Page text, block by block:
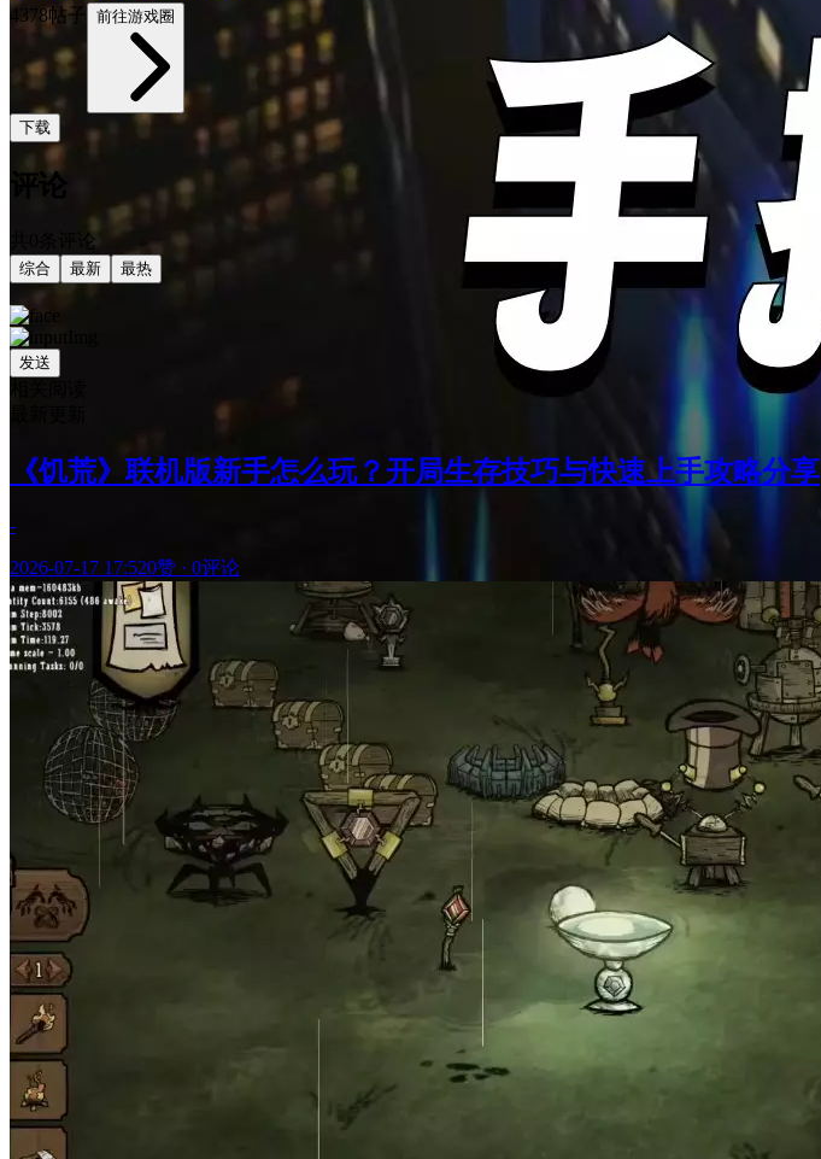
4378帖子
前往游戏圈
下载
评论
共0条评论
综合 最新 最热
发送
《饥荒》联机版新手怎么玩？开局生存技巧与快速上手攻略分享
-
2026-07-17 17:520赞 · 0评论